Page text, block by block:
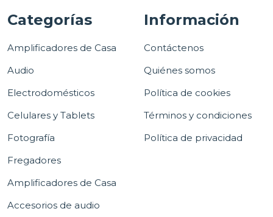
Categorías
Amplificadores de Casa
Audio
Electrodomésticos
Celulares y Tablets
Fotografía
Fregadores
Amplificadores de Casa
Accesorios de audio
Información
Contáctenos
Quiénes somos
Política de cookies
Términos y condiciones
Política de privacidad